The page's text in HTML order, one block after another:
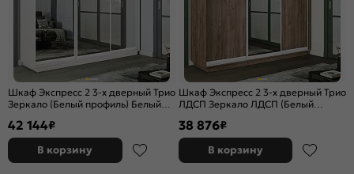
Шкаф Экспресс 2 3-х дверный Трио
Зеркало (Белый профиль) Белый
42 144₽
В корзину
Шкаф Экспресс 2 3-х дверный Трио
ЛДСП Зеркало ЛДСП (Белый
1800x2200x450
38 876₽
В корзину